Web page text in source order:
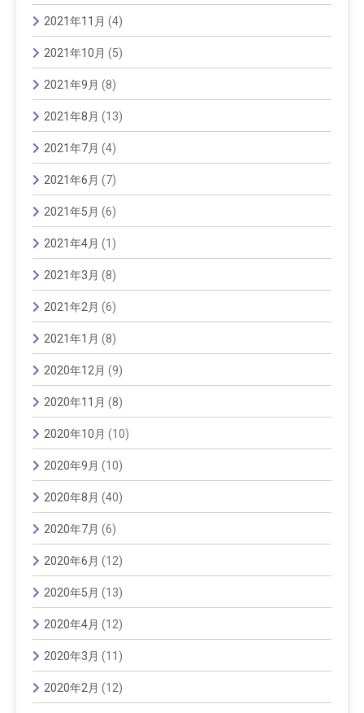
2021年11月 (4)
2021年10月 (5)
2021年9月 (8)
2021年8月 (13)
2021年7月 (4)
2021年6月 (7)
2021年5月 (6)
2021年4月 (1)
2021年3月 (8)
2021年2月 (6)
2021年1月 (8)
2020年12月 (9)
2020年11月 (8)
2020年10月 (10)
2020年9月 (10)
2020年8月 (40)
2020年7月 (6)
2020年6月 (12)
2020年5月 (13)
2020年4月 (12)
2020年3月 (11)
2020年2月 (12)